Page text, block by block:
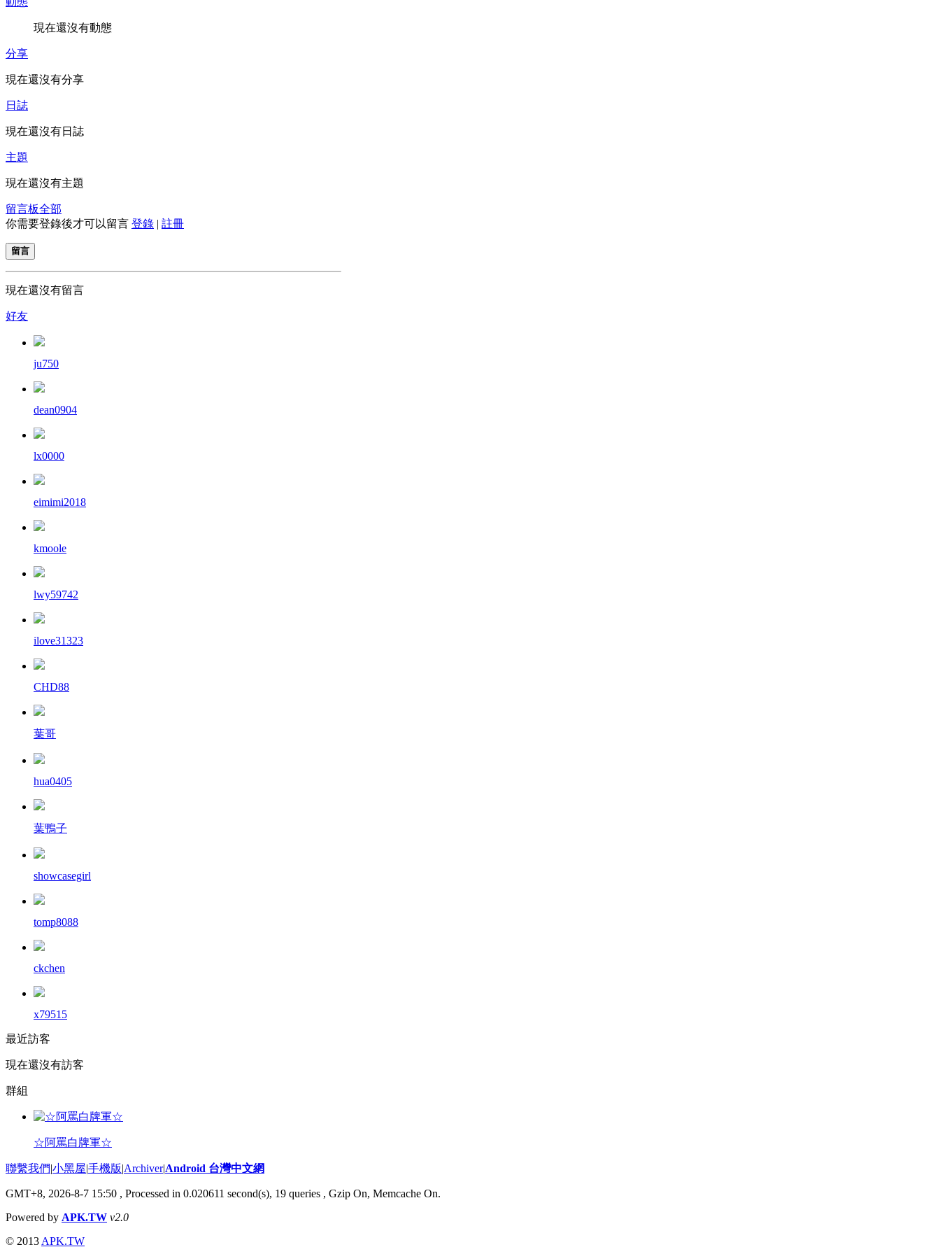
現在還沒有動態
分享
現在還沒有分享
日誌
現在還沒有日誌
主題
現在還沒有主題
留言板全部
你需要登錄後才可以留言 登錄 | 註冊
留言
現在還沒有留言
好友
ju750
dean0904
lx0000
eimimi2018
kmoole
lwy59742
ilove31323
CHD88
葉哥
hua0405
葉鴨子
showcasegirl
tomp8088
ckchen
x79515
最近訪客
現在還沒有訪客
群組
☆阿罵白牌軍☆
聯繫我們|小黑屋|手機版|Archiver|Android 台灣中文網
GMT+8, 2026-8-7 15:50 , Processed in 0.020611 second(s), 19 queries , Gzip On, Memcache On.
Powered by APK.TW v2.0
© 2013 APK.TW